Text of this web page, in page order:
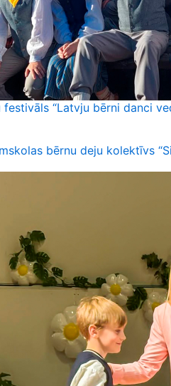
“Latvju bērni danci
bērnu deju kolektīvs